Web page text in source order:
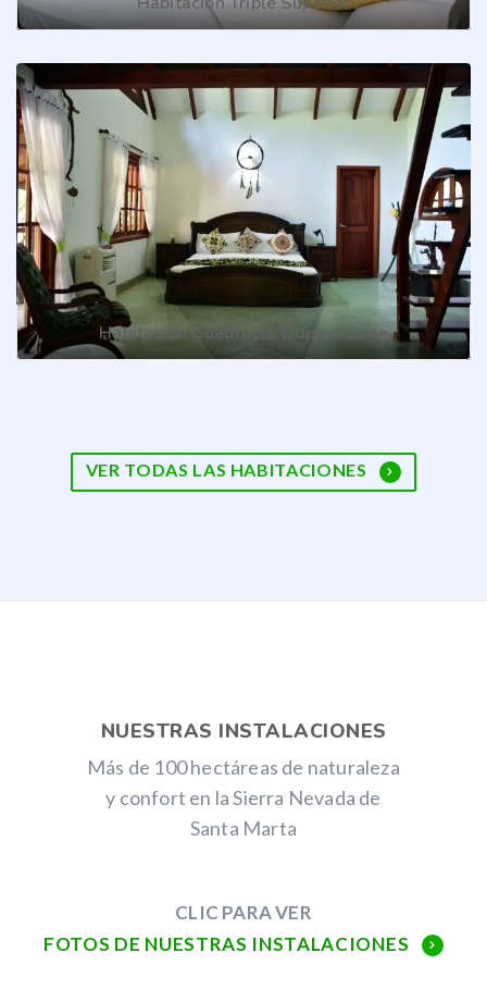
Habitación Cuádruple Duplex Suite
VER TODAS LAS HABITACIONES
NUESTRAS INSTALACIONES
Más de 100 hectáreas de naturaleza
y confort en la Sierra Nevada de
Santa Marta
CLIC PARA VER
FOTOS DE NUESTRAS INSTALACIONES